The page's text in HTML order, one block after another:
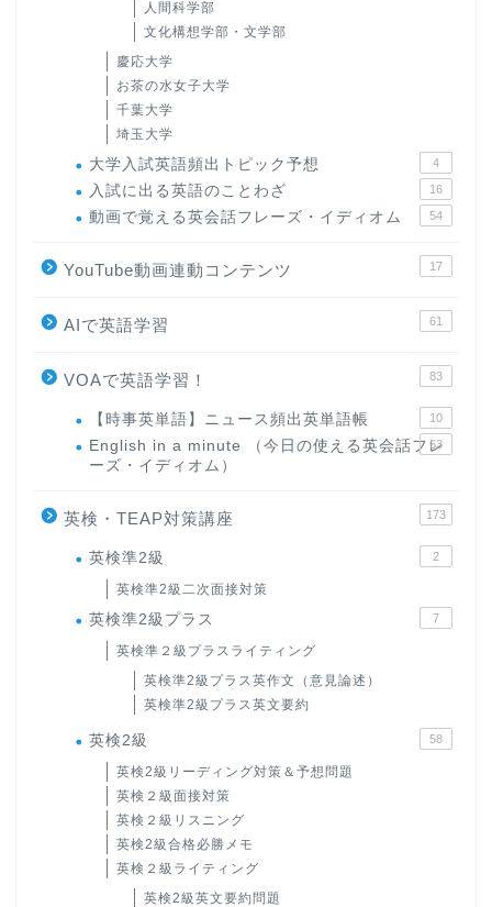
人間科学部
文化構想学部・文学部
慶応大学
お茶の水女子大学
千葉大学
埼玉大学
大学入試英語頻出トピック予想 4
入試に出る英語のことわざ 16
動画で覚える英会話フレーズ・イディオム 54
YouTube動画連動コンテンツ 17
AIで英語学習 61
VOAで英語学習！ 83
【時事英単語】ニュース頻出英単語帳 10
English in a minute （今日の使える英会話フレ
ーズ・イディオム）
63
英検・TEAP対策講座 173
英検準2級 2
英検準2級二次面接対策
英検準2級プラス 7
英検準２級プラスライティング
英検準2級プラス英作文（意見論述）
英検準2級プラス英文要約
英検2級 58
英検2級リーディング対策＆予想問題
英検２級面接対策
英検２級リスニング
英検2級合格必勝メモ
英検２級ライティング
英検2級英文要約問題